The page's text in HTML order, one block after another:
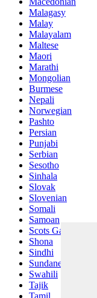
Malagasy
Malay
Malayalam
Maltese
Maori
Marathi
Mongolian
Burmese
Nepali
Norwegian
Pashto
Persian
Punjabi
Serbian
Sesotho
Sinhala
Slovak
Slovenian
Somali
Samoan
Scots Gaelic
Shona
Sindhi
Sundanese
Swahili
Tajik